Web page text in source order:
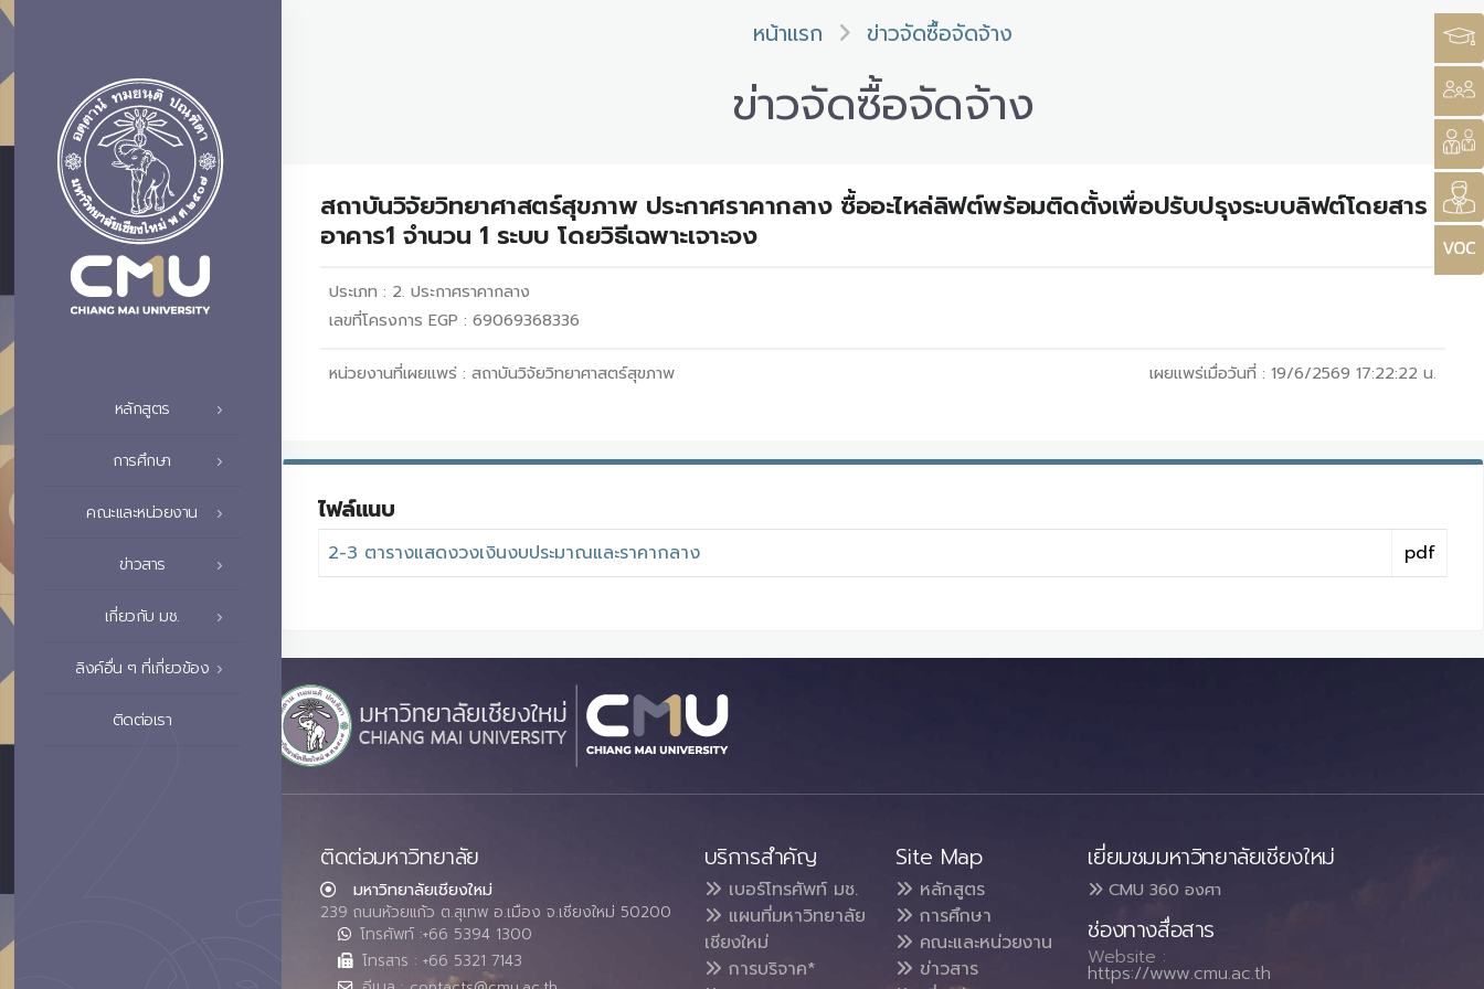
หลักสูตร
การศึกษา
คณะและหน่วยงาน
ข่าวสาร
เกี่ยวกับ มช.
ลิงค์อื่น ๆ ที่เกี่ยวข้อง
ติดต่อเรา
หน้าแรก ข่าวจัดซื้อจัดจ้าง
ข่าวจัดซื้อจัดจ้าง
สถาบันวิจัยวิทยาศาสตร์สุขภาพ ประกาศราคากลาง ซื้ออะไหล่ลิฟต์พร้อมติดตั้งเพื่อปรับปรุงระบบลิฟต์โดยสาร
อาคาร1 จำนวน 1 ระบบ โดยวิธีเฉพาะเจาะจง
ประเภท : 2. ประกาศราคากลาง
เลขที่โครงการ EGP : 69069368336
หน่วยงานที่เผยแพร่ : สถาบันวิจัยวิทยาศาสตร์สุขภาพ เผยแพร่เมื่อวันที่ : 19/6/2569 17:22:22 น.
ไฟล์แนบ
2-3 ตารางแสดงวงเงินงบประมาณและราคากลาง pdf
ติดต่อมหาวิทยาลัย
มหาวิทยาลัยเชียงใหม่
239 ถนนห้วยแก้ว ต.สุเทพ อ.เมือง จ.เชียงใหม่ 50200
โทรศัพท์ :+66 5394 1300
โทรสาร : +66 5321 7143
บริการสำคัญ
เบอร์โทรศัพท์ มช.
แผนที่มหาวิทยาลัย
เชียงใหม่
การบริจาค*
Site Map
หลักสูตร
การศึกษา
คณะและหน่วยงาน
ข่าวสาร
เยี่ยมชมมหาวิทยาลัยเชียงใหม่
CMU 360 องศา
ช่องทางสื่อสาร
Website :
https://www.cmu.ac.th